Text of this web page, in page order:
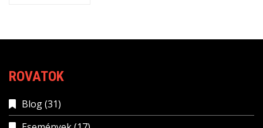
ROVATOK
Blog(31)